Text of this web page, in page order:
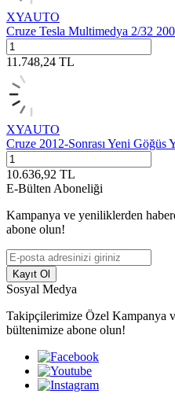
XYAUTO
Cruze Tesla Multimedya 2/32
11.748,24 TL
XYAUTO
Cruze 2012-Sonrası Yeni Göğüs
10.636,92 TL
E-Bülten Aboneliği
Kampanya ve yeniliklerden
abone olun!
Kayıt Ol
Sosyal Medya
Takipçilerimize Özel Kampanya
bültenimize abone olun!